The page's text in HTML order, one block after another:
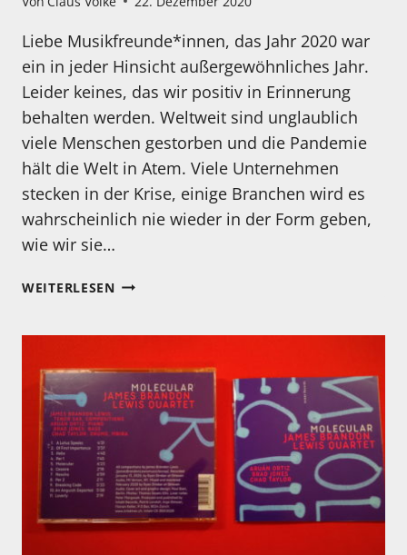
Liebe Musikfreunde*innen, das Jahr 2020 war
ein in jeder Hinsicht außergewöhnliches Jahr.
Leider keines, das wir positiv in Erinnerung
behalten werden. Weltweit sind unglaublich
viele Menschen gestorben und die Pandemie
hält die Welt in Atem. Viele Unternehmen
stecken in der Krise, einige Branchen wird es
wahrscheinlich nie wieder in der Form geben,
wie wir sie…
WEITERLESENWEIHNACHTSGRÜSSE 2